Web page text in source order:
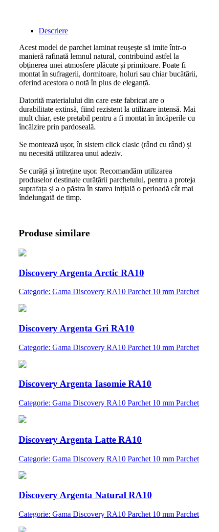
Descriere
Acest model de parchet laminat reușește să imite într-o
manieră rafinată lemnul natural, contribuind astfel la
obținerea unei atmosfere plăcute și primitoare. Poate fi
montat în sufragerii, dormitoare, holuri sau chiar bucătării,
oferind acestora o notă în plus de eleganță.
Datorită materialului din care este fabricat are o
durabilitate extinsă, fiind rezistent la utilizare intensă. Mai
mult chiar, este pretabil pentru a fi montat în încăperile cu
încălzire prin pardoseală.
Se montează ușor, în sistem click clasic (rând cu rând) și
nu necesită utilizarea unui adeziv.
Se curăță și întreține ușor. Recomandăm utilizarea
produselor destinate curățării parchetului, pentru a proteja
suprafața și a o păstra în starea inițială o perioadă cât mai
îndelungată de timp.
Produse similare
Discovery Argenta Arctic RA10
Categorie: Gama Discovery RA10 Parchet 10 mm Parchet
Discovery Argenta Gri RA10
Categorie: Gama Discovery RA10 Parchet 10 mm Parchet
Discovery Argenta Iasomie RA10
Categorie: Gama Discovery RA10 Parchet 10 mm Parchet
Discovery Argenta Latte RA10
Categorie: Gama Discovery RA10 Parchet 10 mm Parchet
Discovery Argenta Natural RA10
Categorie: Gama Discovery RA10 Parchet 10 mm Parchet